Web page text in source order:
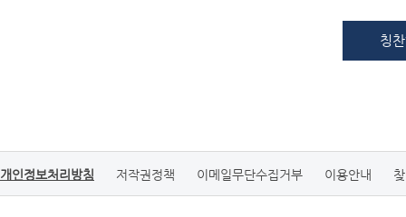
칭
개인정보처리방침 저작권정책 이메일무단수집거부 이용안내